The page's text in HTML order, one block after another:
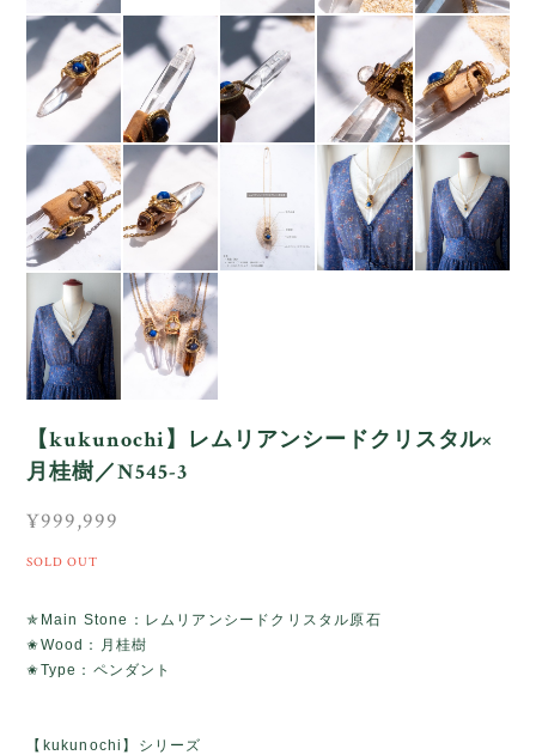
【kukunochi】レムリアンシードクリスタル×
月桂樹／N545-3
¥999,999
SOLD OUT
✯Main Stone：レムリアンシードクリスタル原石
✬Wood：月桂樹
✬Type：ペンダント
【kukunochi】シリーズ